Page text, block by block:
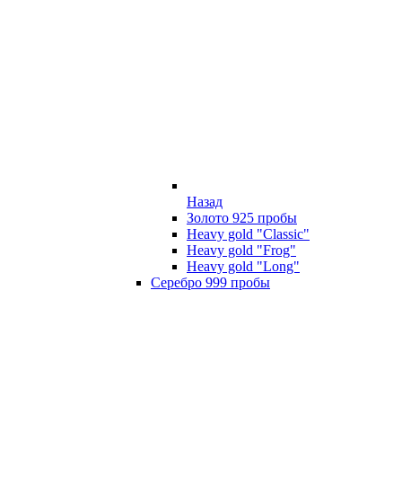
Назад
Золото 925 пробы
Heavy gold "Classic"
Heavy gold "Frog"
Heavy gold "Long"
Серебро 999 пробы